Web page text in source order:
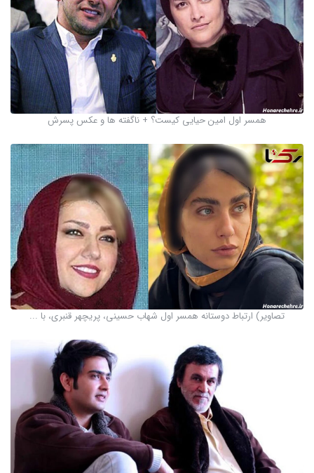
همسر اول امین حیایی کیست؟ + ناگفته ها و عکس پسرش
تصاویر) ارتباط دوستانه همسر اول شهاب حسینی، پریچهر قنبری، با ...